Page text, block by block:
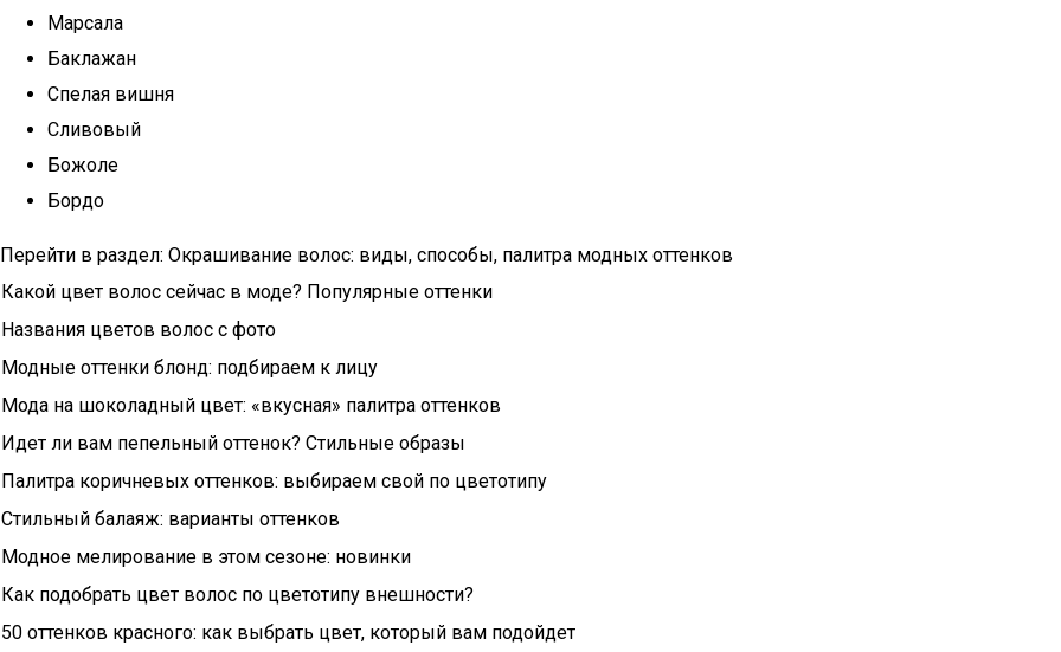
Марсала
Баклажан
Спелая вишня
Сливовый
Божоле
Бордо
Перейти в раздел: Окрашивание волос: виды, способы, палитра модных оттенков
Какой цвет волос сейчас в моде? Популярные оттенки
Названия цветов волос с фото
Модные оттенки блонд: подбираем к лицу
Мода на шоколадный цвет: «вкусная» палитра оттенков
Идет ли вам пепельный оттенок? Стильные образы
Палитра коричневых оттенков: выбираем свой по цветотипу
Стильный балаяж: варианты оттенков
Модное мелирование в этом сезоне: новинки
Как подобрать цвет волос по цветотипу внешности?
50 оттенков красного: как выбрать цвет, который вам подойдет